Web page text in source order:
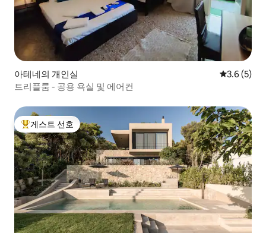
아테네의 개인실 평점 3.6점
3.6 (5)
트리플룸 - 공용 욕실 및 에어컨
상위 게스트 선호
게스트 선호